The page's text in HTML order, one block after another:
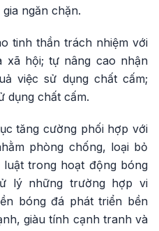
ngăn chặn.
tinh thần trách nhiệm với
xã hội; tự nâng cao nhận
việc sử dụng chất cấm;
dụng chất cấm.
tăng cường phối hợp với
phòng chống, loại bỏ
trong hoạt động bóng
lý những trường hợp vi
bóng đá phát triển bền
giàu tính cạnh tranh và